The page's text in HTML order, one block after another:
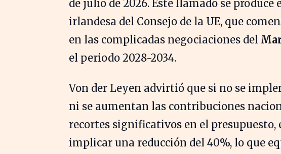
de julio de 2026. Este llamado se
irlandesa del Consejo de la UE, que
en las complicadas negociaciones del
el periodo 2028-2034.
Von der Leyen advirtió que si no se
ni se aumentan las contribuciones
recortes significativos en el
implicar una reducción del 40%, lo que